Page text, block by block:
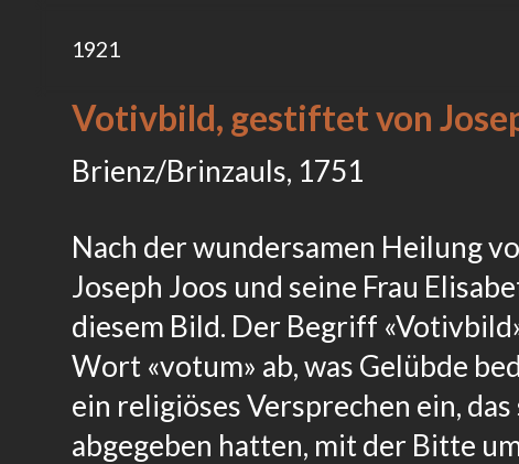
1921
Votivbild, gestiftet von
Brienz/Brinzauls, 1751
Nach der wundersamen Heilung
Joseph Joos und seine Frau
diesem Bild. Der Begriff
Wort «votum» ab, was Gelübde
ein religiöses Versprechen ein,
abgegeben hatten, mit der Bitte